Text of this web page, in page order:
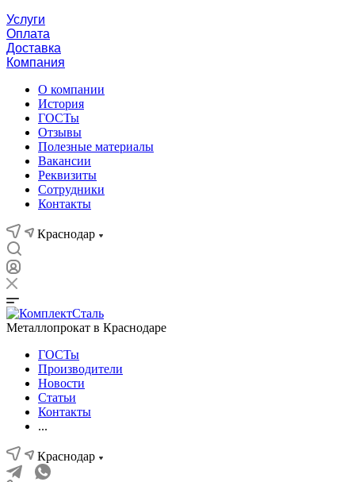
Услуги
Оплата
Доставка
Компания
О компании
История
ГОСТы
Отзывы
Полезные материалы
Вакансии
Реквизиты
Сотрудники
Контакты
Краснодар
Металлопрокат в Краснодаре
ГОСТы
Производители
Новости
Статьи
Контакты
...
Краснодар